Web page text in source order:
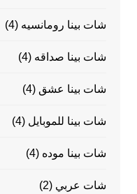
شات بينا رومانسيه (4)
شات بينا صداقه (4)
شات بينا عشق (4)
شات بينا للموبايل (4)
شات بينا موده (4)
شات عربي (2)